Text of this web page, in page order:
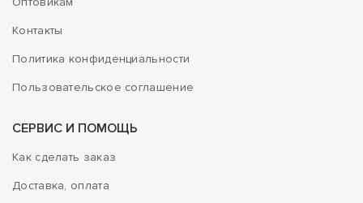
Контакты
Политика конфиденциальности
Пользовательское соглашение
СЕРВИС И ПОМОЩЬ
Как сделать заказ
Доставка, оплата